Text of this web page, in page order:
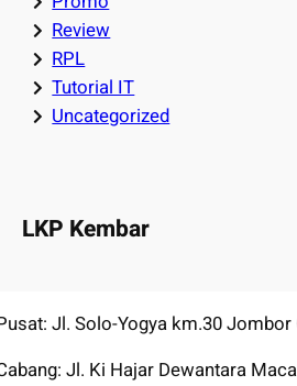
Review
RPL
Tutorial IT
Uncategorized
LKP Kembar
Jl. Solo-Yogya km.30 Jombor
Jl. Ki Hajar Dewantara